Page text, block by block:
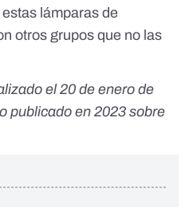
lámparas de
otros grupos que no las
el 20 de enero de
publicado en 2023 sobre